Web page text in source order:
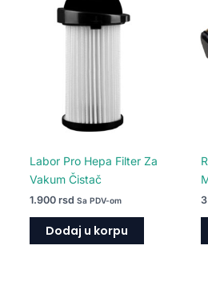
Labor Pro Hepa Filter Za
Vakum Čistač
1.900 rsd Sa PDV-om
Dodaj u korpu